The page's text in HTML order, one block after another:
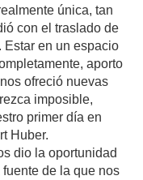
única, tan
con el traslado de
Estar en un espacio
aporto
ofreció nuevas
imposible,
primer día en
Huber.
dio la oportunidad
de la que nos